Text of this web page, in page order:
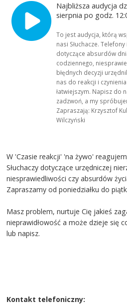
Najbliższa audycja
sierpnia po godz.
To jest audycja, którą
nasi Słuchacze.
dotyczące absurdów
codziennego,
błędnych decyzji
nas do reakcji i
łatwiejszym. Napisz do
zadzwoń, a my
Zapraszają: Krzysztof
Wilczyński
W 'Czasie reakcji' 'na żywo'
Słuchaczy dotyczące urzędniczej
niesprawiedliwości czy absurdów
Zapraszamy od poniedziałku do
Masz problem, nurtuje Cię jakieś
nieprawidłowość a może dzieje się
lub napisz.
Kontakt telefoniczny: